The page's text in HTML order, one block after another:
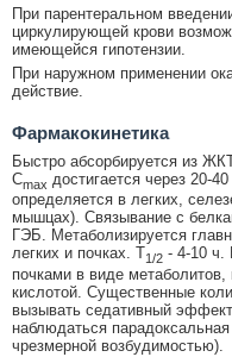
При парентеральном
циркулирующей крови
имеющейся гипотензии.
При наружном применении
действие.
Фармакокинетика
Быстро абсорбируется из
Cmax достигается через 20-
определяется в легких,
мышцах). Связывание с
ГЭБ. Метаболизируется
легких и почках. T1/2 - 4-10 ч.
почками в виде
кислотой. Существенные
вызывать седативный
наблюдаться
чрезмерной возбудимостью).